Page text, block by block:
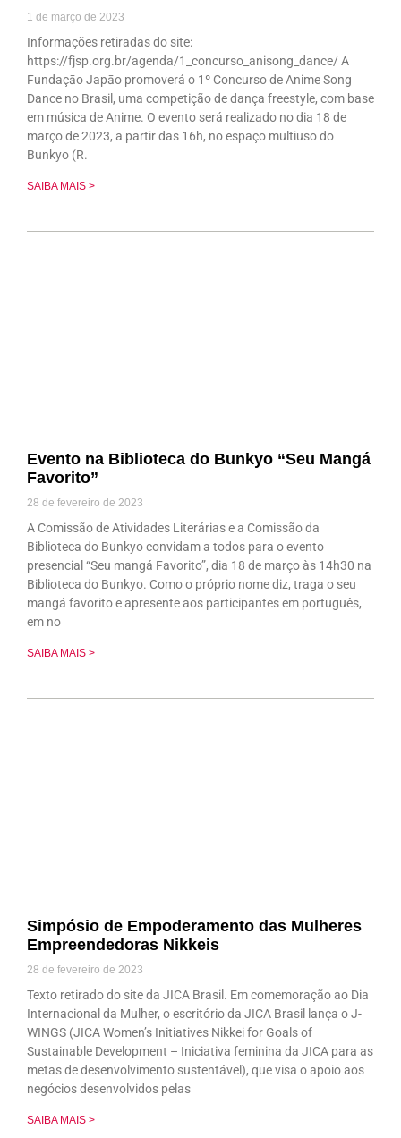
1 de março de 2023
Informações retiradas do site:
https://fjsp.org.br/agenda/1_concurso_anisong_dance/ A
Fundaçāo Japāo promoverá o 1º Concurso de Anime Song
Dance no Brasil, uma competição de dança freestyle, com base
em música de Anime. O evento será realizado no dia 18 de
março de 2023, a partir das 16h, no espaço multiuso do
Bunkyo (R.
SAIBA MAIS >
Evento na Biblioteca do Bunkyo “Seu Mangá
Favorito”
28 de fevereiro de 2023
A Comissão de Atividades Literárias e a Comissão da
Biblioteca do Bunkyo convidam a todos para o evento
presencial “Seu mangá Favorito”, dia 18 de março às 14h30 na
Biblioteca do Bunkyo. Como o próprio nome diz, traga o seu
mangá favorito e apresente aos participantes em português,
em no
SAIBA MAIS >
Simpósio de Empoderamento das Mulheres
Empreendedoras Nikkeis
28 de fevereiro de 2023
Texto retirado do site da JICA Brasil. Em comemoração ao Dia
Internacional da Mulher, o escritório da JICA Brasil lança o J-
WINGS (JICA Women’s Initiatives Nikkei for Goals of
Sustainable Development – Iniciativa feminina da JICA para as
metas de desenvolvimento sustentável), que visa o apoio aos
negócios desenvolvidos pelas
SAIBA MAIS >